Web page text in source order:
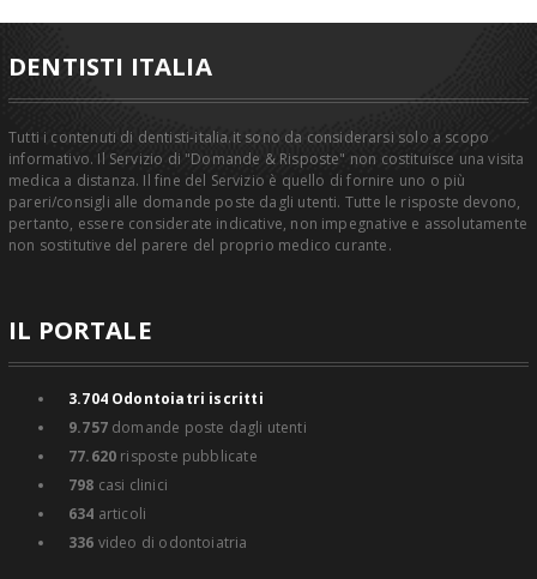
DENTISTI ITALIA
Tutti i contenuti di dentisti-italia.it sono da considerarsi solo a scopo
informativo. Il Servizio di "Domande & Risposte" non costituisce una visita
medica a distanza. Il fine del Servizio è quello di fornire uno o più
pareri/consigli alle domande poste dagli utenti. Tutte le risposte devono,
pertanto, essere considerate indicative, non impegnative e assolutamente
non sostitutive del parere del proprio medico curante.
IL PORTALE
3.704Odontoiatri iscritti
9.757domande poste dagli utenti
77.620 risposte pubblicate
798 casi clinici
634 articoli
336 video di odontoiatria